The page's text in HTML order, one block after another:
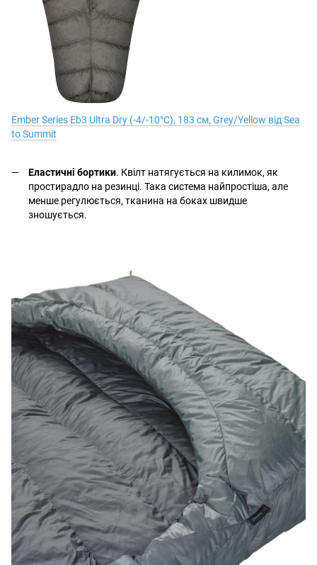
Ember Series Eb3 Ultra Dry (-4/-10°C), 183 см, Grey/Yellow від Sea
to Summit
Еластичні бортики. Квілт натягується на килимок, як
простирадло на резинці. Така система найпростіша, але
менше регулюється, тканина на боках швидше
зношується.